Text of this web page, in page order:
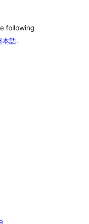
following
本語.